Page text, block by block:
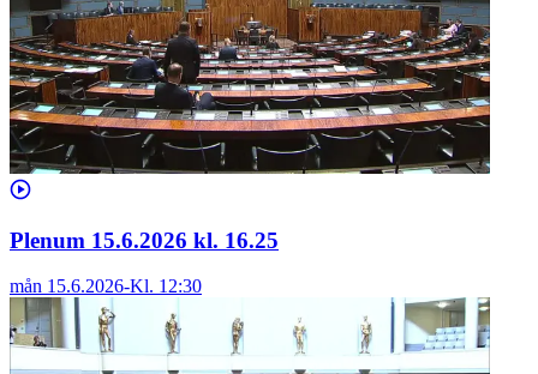
Plenum 15.6.2026 kl. 16.25
mån 15.6.2026-Kl. 12:30